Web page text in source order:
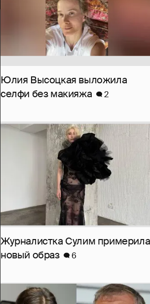
Юлия Высоцкая выложила
селфи без макияжа
2
Журналистка Сулим примерила
новый образ
6